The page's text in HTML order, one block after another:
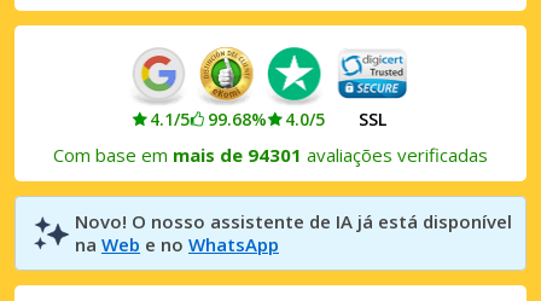
4.1/5 99.68% 4.0/5 SSL
Com base em mais de 94301 avaliações verificadas
Novo! O nosso assistente de IA já está disponível
na Web e no WhatsApp